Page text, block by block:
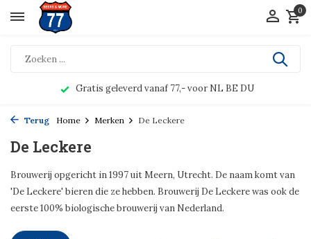
0
Gratis geleverd vanaf 77,- voor NL BE DU
Terug Home Merken De Leckere
De Leckere
Brouwerij opgericht in 1997 uit Meern, Utrecht. De naam komt van
'De Leckere' bieren die ze hebben. Brouwerij De Leckere was ook de
eerste 100% biologische brouwerij van Nederland.